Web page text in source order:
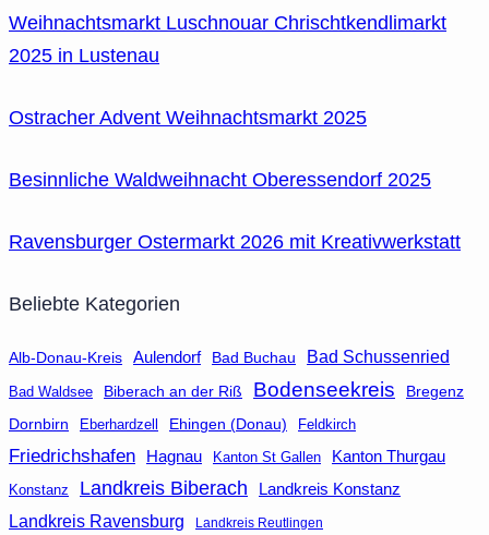
Weihnachtsmarkt Luschnouar Chrischtkendlimarkt
2025 in Lustenau
Ostracher Advent Weihnachtsmarkt 2025
Besinnliche Waldweihnacht Oberessendorf 2025
Ravensburger Ostermarkt 2026 mit Kreativwerkstatt
Beliebte Kategorien
Alb-Donau-Kreis Aulendorf Bad Buchau Bad Schussenried
Bad Waldsee Biberach an der Riß Bodenseekreis
Bregenz
Dornbirn
Eberhardzell Ehingen (Donau) Feldkirch
Friedrichshafen Hagnau Kanton St Gallen Kanton Thurgau
Konstanz Landkreis Biberach Landkreis Konstanz
Landkreis Ravensburg Landkreis Reutlingen